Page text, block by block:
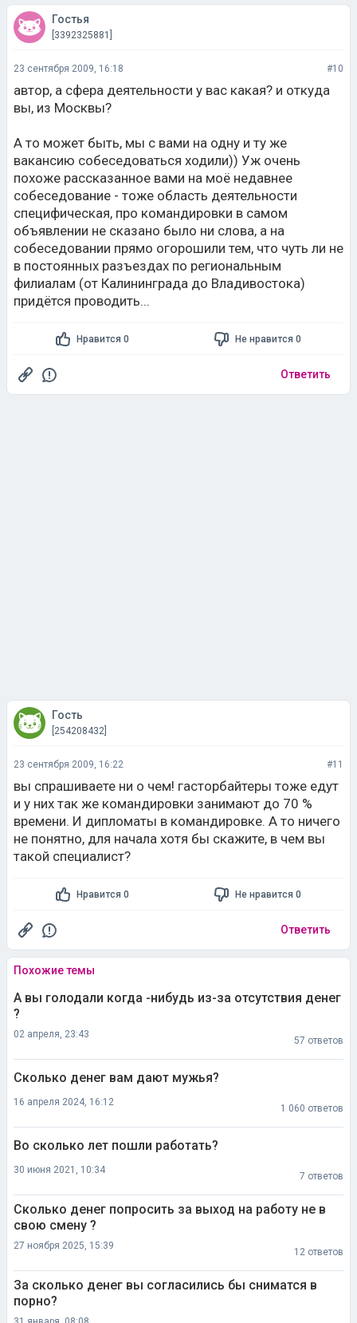
Гостья
[3392325881]
23 сентября 2009, 16:18 #10
автор, а сфера деятельности у вас какая? и откуда
вы, из Москвы?
А то может быть, мы с вами на одну и ту же
вакансию собеседоваться ходили)) Уж очень
похоже рассказанное вами на моё недавнее
собеседование - тоже область деятельности
специфическая, про командировки в самом
объявлении не сказано было ни слова, а на
собеседовании прямо огорошили тем, что чуть ли не
в постоянных разъездах по региональным
филиалам (от Калининграда до Владивостока)
придётся проводить...
Нравится 0 Не нравится 0
Ответить
Гость
[254208432]
23 сентября 2009, 16:22 #11
вы спрашиваете ни о чем! гасторбайтеры тоже едут
и у них так же командировки занимают до 70 %
времени. И дипломаты в командировке. А то ничего
не понятно, для начала хотя бы скажите, в чем вы
такой специалист?
Нравится 0 Не нравится 0
Ответить
Похожие темы
А вы голодали когда -нибудь из-за отсутствия денег
?
02 апреля, 23:43
57 ответов
Сколько денег вам дают мужья?
16 апреля 2024, 16:12
1 060 ответов
Во сколько лет пошли работать?
30 июня 2021, 10:34
7 ответов
Сколько денег попросить за выход на работу не в
свою смену ?
27 ноября 2025, 15:39
12 ответов
За сколько денег вы согласились бы сниматся в
порно?